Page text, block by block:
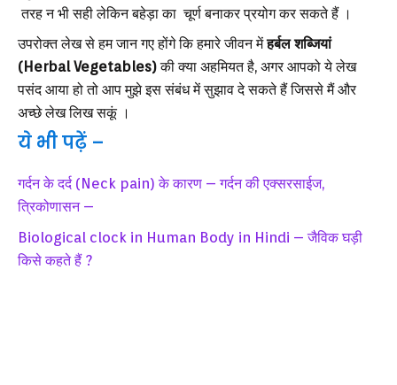
तरह न भी सही लेकिन बहेड़ा का चूर्ण बनाकर प्रयोग कर सकते हैं ।
उपरोक्त लेख से हम जान गए होंगे कि हमारे जीवन मेंहर्बल शब्जियां
(Herbal Vegetables)की क्या अहमियत है, अगर आपको ये लेख
पसंद आया हो तो आप मुझे इस संबंध में सुझाव दे सकते हैं जिससे मैं और
अच्छे लेख लिख सकूं ।
ये भी पढ़ें –
गर्दन के दर्द (Neck pain) के कारण – गर्दन की एक्सरसाईज,
त्रिकोणासन –
Biological clock in Human Body in Hindi – जैविक घड़ी
किसे कहते हैं ?